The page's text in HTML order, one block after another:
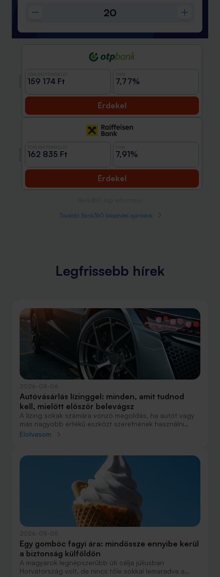
159 174 Ft 7,77%
Érdekel
162 835 Ft 7,91%
Érdekel
További Bank360 lakáshitel ajánlatok
Legfrissebb hírek
Autóvásárlás lízinggel: minden, amit tudnod
kell, mielőtt először belevágsz
A lízing sokak számára vonzó megoldás, ha autót vagy
más nagyobb értékű eszközt szeretnének használni
anélkül, hogy azt egy összegben ki kellene fizetniük.
fogalmak közül, amelyekkel biztosan találkozol.
Elolvasom
Egy gombóc fagyi ára: mindössze ennyibe kerül
a biztonság külföldön
A magyarok legnépszerűbb úti célja júliusban
Horvátország volt, de nincs tőle sokkal lemaradva a